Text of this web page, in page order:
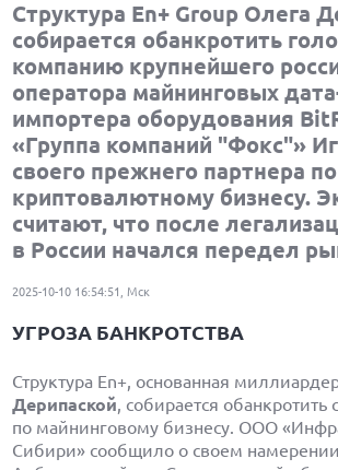
Структура En+ Group Олега
собирается обанкротить
компанию крупнейшего
оператора майнинговых
импортера оборудования
«Группа компаний "Фокс"»
своего прежнего партнера по
криптовалютному бизнесу.
считают, что после
в России начался передел
2025-10-10 16:54:51, Мск
УГРОЗА БАНКРОТСТВА
Структура En+, основанная
Дерипаской, собирается обанкротить
по майнинговому бизнесу. ООО
Сибири» сообщило о своем намерении